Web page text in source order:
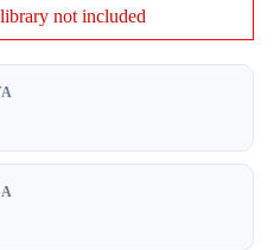
not included